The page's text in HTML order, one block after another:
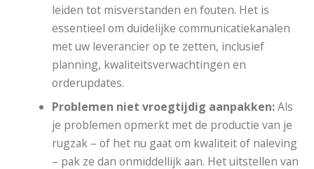
leiden tot misverstanden en fouten. Het is
essentieel om duidelijke communicatiekanalen
met uw leverancier op te zetten, inclusief
planning, kwaliteitsverwachtingen en
orderupdates.
Problemen niet vroegtijdig aanpakken:Als
je problemen opmerkt met de productie van je
rugzak – of het nu gaat om kwaliteit of naleving
– pak ze dan onmiddellijk aan. Het uitstellen van